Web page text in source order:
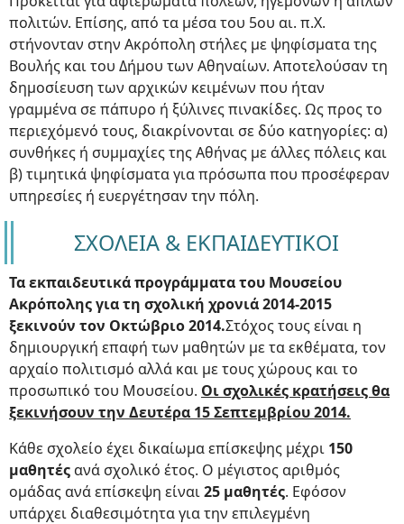
πολιτών. Επίσης, από τα μέσα του 5ου αι. π.Χ.
στήνονταν στην Ακρόπολη στήλες με ψηφίσματα της
Βουλής και του Δήμου των Αθηναίων. Αποτελούσαν τη
δημοσίευση των αρχικών κειμένων που ήταν
γραμμένα σε πάπυρο ή ξύλινες πινακίδες. Ως προς το
περιεχόμενό τους, διακρίνονται σε δύο κατηγορίες: α)
συνθήκες ή συμμαχίες της Αθήνας με άλλες πόλεις και
β) τιμητικά ψηφίσματα για πρόσωπα που προσέφεραν
υπηρεσίες ή ευεργέτησαν την πόλη.
ΣΧΟΛΕΙΑ & ΕΚΠΑΙΔΕΥΤΙΚΟΙ
Τα εκπαιδευτικά προγράμματα του Μουσείου
Ακρόπολης για τη σχολική χρονιά 2014-2015
ξεκινούν τον Οκτώβριο 2014.Στόχος τους είναι η
δημιουργική επαφή των μαθητών με τα εκθέματα, τον
αρχαίο πολιτισμό αλλά και με τους χώρους και το
προσωπικό του Μουσείου. Οι σχολικές κρατήσεις θα
ξεκινήσουν την Δευτέρα 15 Σεπτεμβρίου 2014.
Κάθε σχολείο έχει δικαίωμα επίσκεψης μέχρι 150
μαθητέςανά σχολικό έτος. Ο μέγιστος αριθμός
ομάδας ανά επίσκεψη είναι25 μαθητές. Εφόσον
υπάρχει διαθεσιμότητα για την επιλεγμένη